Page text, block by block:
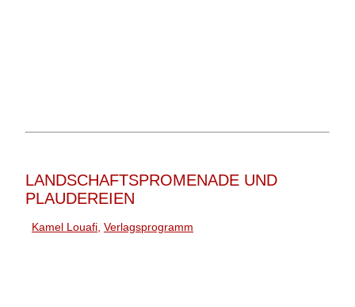
LANDSCHAFTSPROMENADE UND
PLAUDEREIEN
Kamel Louafi, Verlagsprogramm